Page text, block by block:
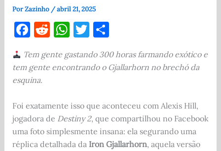
PorZazinho /abril 21, 2025
F
c
e
o
o
k
R
d
di
W
at
s
p
p
T
it
te
S
ar
e
Tem gente gastando 300 horas farmando exótico e
tem gente encontrando o Gjallarhorn no brechó da
esquina.
Foi exatamente isso que aconteceu com Alexis Hill,
jogadora de Destiny 2, que compartilhou no Facebook
uma foto simplesmente insana: ela segurando uma
réplica detalhada da Iron Gjallarhorn, aquela versão